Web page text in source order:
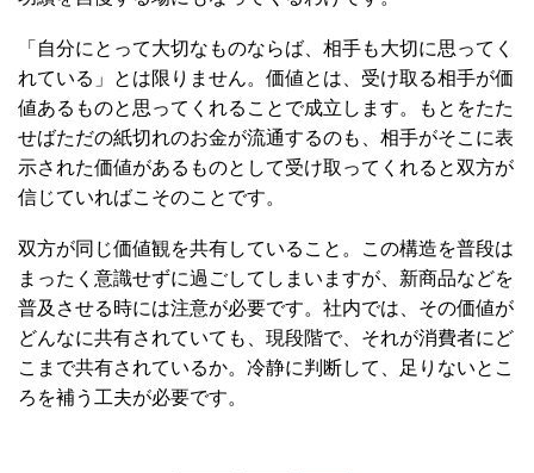
「自分にとって大切なものならば、相手も大切に思ってく
れている」とは限りません。価値とは、受け取る相手が価
値あるものと思ってくれることで成立します。もとをたた
せばただの紙切れのお金が流通するのも、相手がそこに表
示された価値があるものとして受け取ってくれると双方が
信じていればこそのことです。
双方が同じ価値観を共有していること。この構造を普段は
まったく意識せずに過ごしてしまいますが、新商品などを
普及させる時には注意が必要です。社内では、その価値が
どんなに共有されていても、現段階で、それが消費者にど
こまで共有されているか。冷静に判断して、足りないとこ
ろを補う工夫が必要です。